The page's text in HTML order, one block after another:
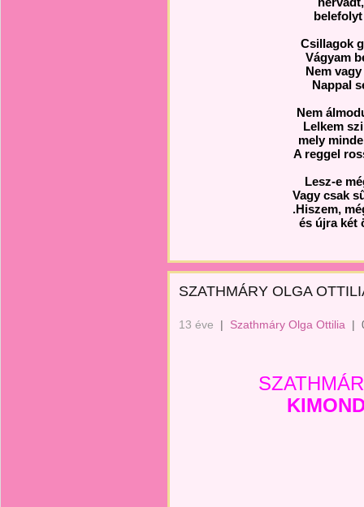
Csillagok
Vágyam
Nem
Nappal
Nem
Lelkem
mely
A reggel
Lesz-e
Vagy csak
.Hiszem,
és újra két
SZATHMÁRY OLGA
13 éve | Szathmáry Olga Ottilia |